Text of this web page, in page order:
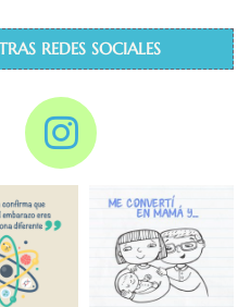
REDES SOCIALES